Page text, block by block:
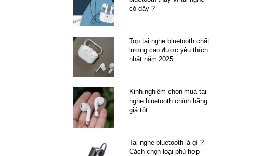
có dây ?
Top tai nghe bluetooth chất
lượng cao được yêu thích
nhất năm 2025
Kinh nghiệm chọn mua tai
nghe bluetooth chính hãng
giá tốt
Tai nghe bluetooth là gì ?
Cách chọn loại phù hợp